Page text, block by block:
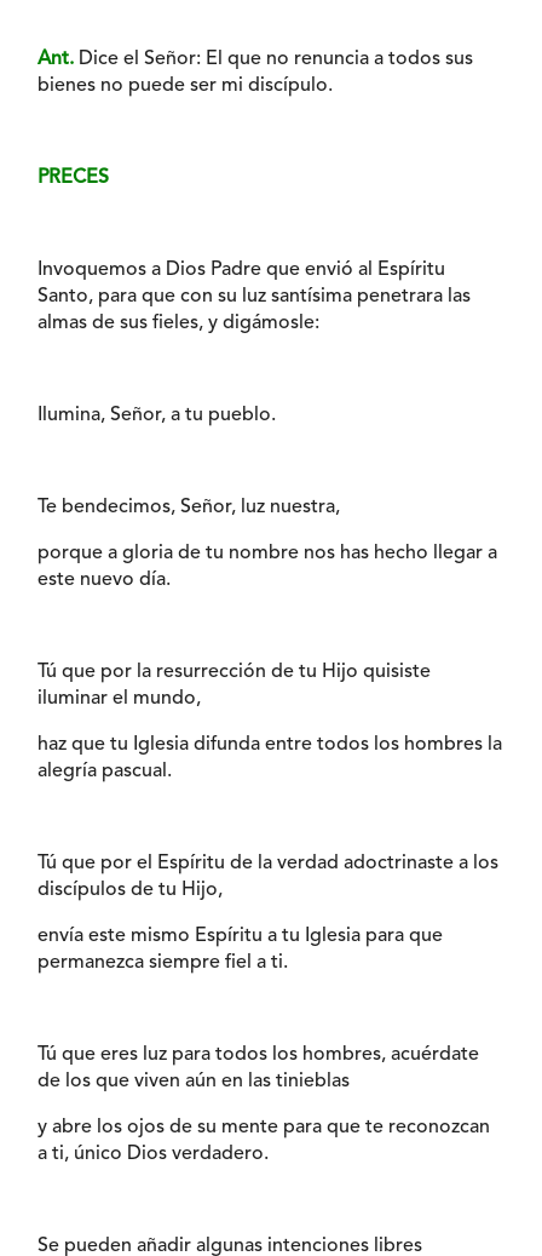
Ant. Dice el Señor: El que no renuncia a todos sus
bienes no puede ser mi discípulo.
PRECES
Invoquemos a Dios Padre que envió al Espíritu
Santo, para que con su luz santísima penetrara las
almas de sus fieles, y digámosle:
Ilumina, Señor, a tu pueblo.
Te bendecimos, Señor, luz nuestra,
porque a gloria de tu nombre nos has hecho llegar a
este nuevo día.
Tú que por la resurrección de tu Hijo quisiste
iluminar el mundo,
haz que tu Iglesia difunda entre todos los hombres la
alegría pascual.
Tú que por el Espíritu de la verdad adoctrinaste a los
discípulos de tu Hijo,
envía este mismo Espíritu a tu Iglesia para que
permanezca siempre fiel a ti.
Tú que eres luz para todos los hombres, acuérdate
de los que viven aún en las tinieblas
y abre los ojos de su mente para que te reconozcan
a ti, único Dios verdadero.
Se pueden añadir algunas intenciones libres